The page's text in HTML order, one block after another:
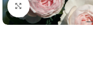
Klikněte pro